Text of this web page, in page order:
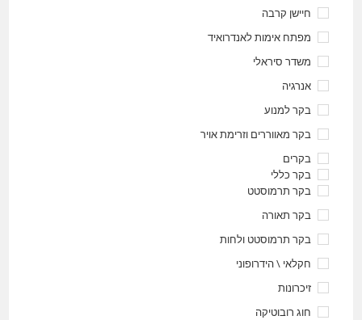
חיישן קרבה
מפתח אימות לאנדרואיד
משדר סיראלי
אנרגיה
בקר למנוע
בקר מאווררים וזרימת אויר
בקרים
בקר כללי
בקר תרמוסטט
בקר תאורה
בקר תרמוסטט ולחות
חקלאי \ הידרופוני
זיכרונות
חוג רובוטיקה